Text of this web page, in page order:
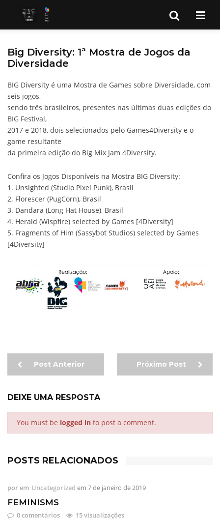
Big Diversity: 1ª Mostra de Jogos da
Diversidade
BIG Diversity é uma Mostra de Games sobre Diversidade, com
seis jogos,
sendo três brasileiros, presentes nas últimas duas edições do
BIG Festival,
2017 e 2018, dois selecionados pelo Games4Diversity e o
game resultante
da primeira edição do Big Mix Jam 4Diversity.
Confira os Jogos Disponíveis na Mostra BIG Diversity:
1. Unsighted (Studio Pixel Punk), Brasil
2. Florescer (PugCorn), Brasil
3. Dandara (Long Hat House), Brasil
4. Herald (Wispfire) selected by Games [4Diversity]
5. Fragments of Him (Sassybot Studios) selected by Games
[4Diversity]
Post Anterior Próximo Post
DEIXE UMA RESPOSTA
You must be logged into post a comment.
POSTS RELACIONADOS
porem Uncategorized em 7 de janeiro de 2019
FEMINISMS
0 comentários 15 visualizações